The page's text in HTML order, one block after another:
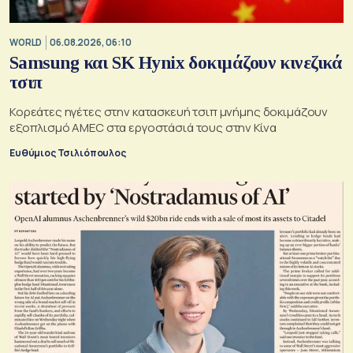
WORLD 06.08.2026, 06:10
Samsung και SK Hynix δοκιμάζουν κινεζικά
τσιπ
Κορεάτες ηγέτες στην κατασκευή τσιπ μνήμης δοκιμάζουν
εξοπλισμό AMEC στα εργοστάσιά τους στην Κίνα
Ευθύμιος Τσιλιόπουλος